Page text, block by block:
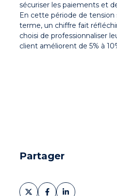
sécuriser les paiements et
En cette période de tension
terme, un chiffre fait
choisi de professionnaliser
client améliorent de 5% à
Partager
PartagerPartagerPartager